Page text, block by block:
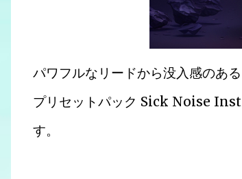
パワフルなリードから没入感のあ
プリセットパック Sick Noise
す。